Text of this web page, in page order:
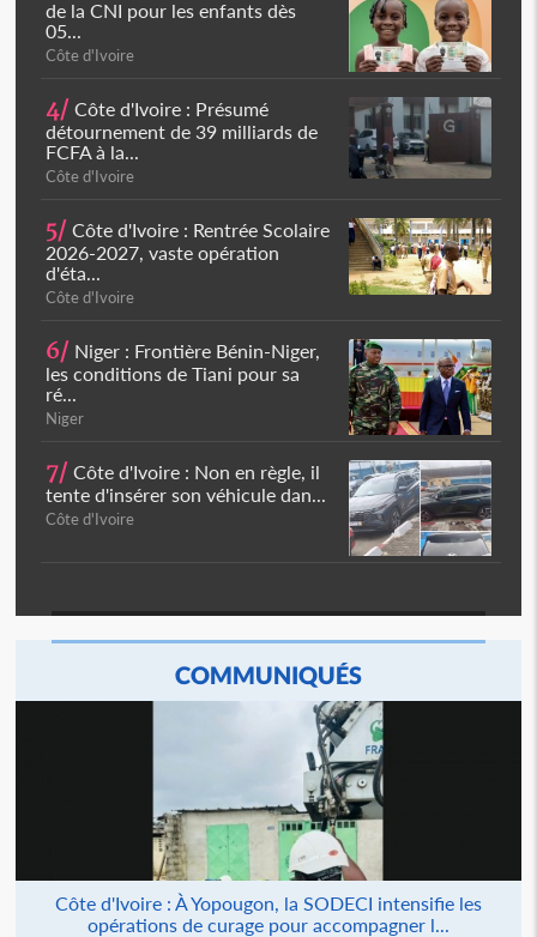
de la CNI pour les enfants dès
05...
Côte d'Ivoire
4/ Côte d'Ivoire : Présumé
détournement de 39 milliards de
FCFA à la...
Côte d'Ivoire
5/ Côte d'Ivoire : Rentrée Scolaire
2026-2027, vaste opération
d'éta...
Côte d'Ivoire
6/ Niger : Frontière Bénin-Niger,
les conditions de Tiani pour sa
ré...
Niger
7/ Côte d'Ivoire : Non en règle, il
tente d'insérer son véhicule dan...
Côte d'Ivoire
COMMUNIQUÉS
Côte d'Ivoire : À Yopougon, la SODECI intensifie les
opérations de curage pour accompagner l...